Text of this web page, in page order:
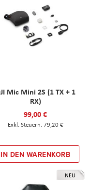
Mic Mini 2S (1 TX + 1
RX)
99,00 €
79,20 €
IN DEN WARENKORB
NEU